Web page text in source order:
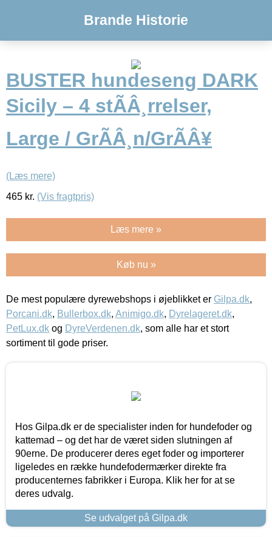
Brande Historie
BUSTER hundeseng DARK
Sicily – 4 stÃÂ¸rrelser,
Large / GrÃÂ¸n/GrÃÂ¥
(Læs mere)
465 kr. (Vis fragtpris)
Læs mere »
Køb nu »
De mest populære dyrewebshops i øjeblikket er Gilpa.dk,
Porcani.dk, Bullerbox.dk, Animigo.dk, Dyrelageret.dk,
PetLux.dk og DyreVerdenen.dk, som alle har et stort
sortiment til gode priser.
Hos Gilpa.dk er de specialister inden for hundefoder og
kattemad – og det har de været siden slutningen af
90erne. De producerer deres eget foder og importerer
ligeledes en række hundefodermærker direkte fra
producenternes fabrikker i Europa. Klik her for at se
deres udvalg.
Se udvalget på Gilpa.dk